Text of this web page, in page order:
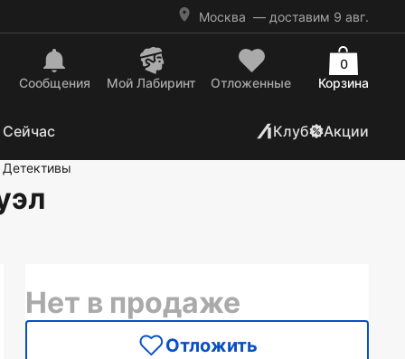
Москва — доставим 9 авг.
Сообщения Mой Лабиринт Отложенные Корзина
0
Клуб Акции
Нет в продаже
Отложить